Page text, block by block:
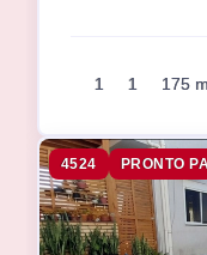
1 1 175
4524 PRONTO